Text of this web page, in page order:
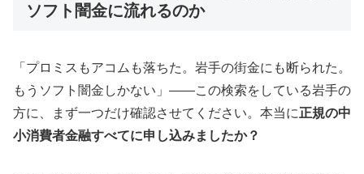
ソフト闇金に流れるのか
「プロミスもアコムも落ちた。岩手の街金にも断られた。
もうソフト闇金しかない」——この検索をしている岩手の
方に、まず一つだけ確認させてください。本当に正規の中
小消費者金融すべてに申し込みましたか？